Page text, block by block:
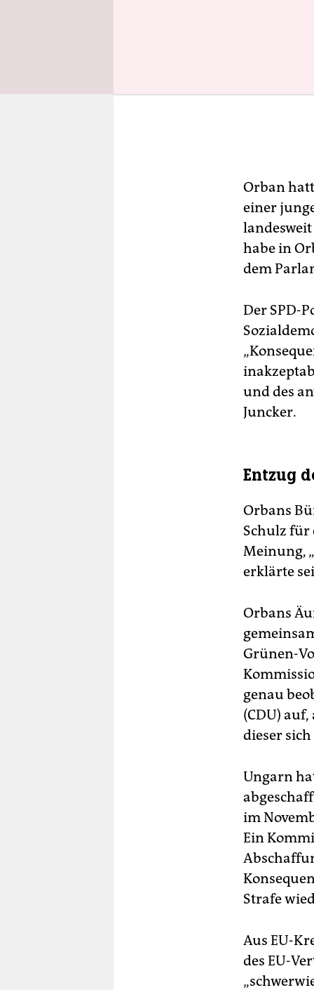
Orban
einer
habe in
dem
Der SPD-
und des
Juncker.
Entzug
Orbans
Schulz für
Meinung,
erklärte
Orbans
Grünen-
genau
(CDU)
dieser
Ungarn
im
Ein
Strafe
Aus EU-
des EU-